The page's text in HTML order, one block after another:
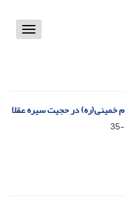
Toggle
خمینی(ره) در حجیت سیره‏ عقلا